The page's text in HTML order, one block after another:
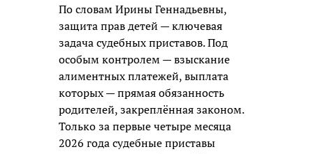
По словам Ирины Геннадьевны,
защита прав детей — ключевая
задача судебных приставов. Под
особым контролем — взыскание
алиментных платежей, выплата
которых — прямая обязанность
родителей, закреплённая законом.
Только за первые четыре месяца
2026 года судебные приставы